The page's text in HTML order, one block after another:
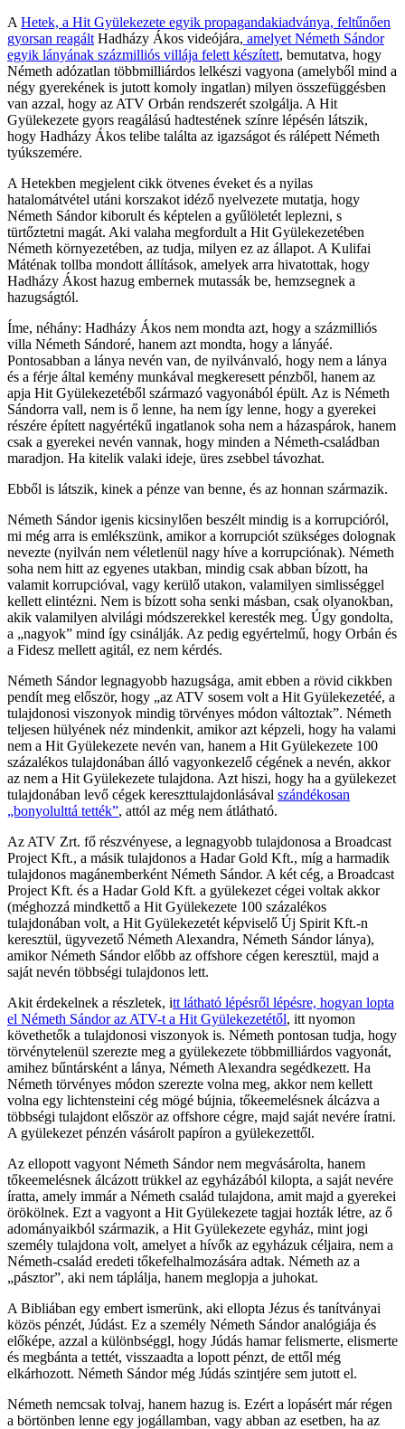
A Hetek, a Hit Gyülekezete egyik propagandakiadványa, feltűnően
gyorsan reagált Hadházy Ákos videójára, amelyet Németh Sándor
egyik lányának százmilliós villája felett készített, bemutatva, hogy
Németh adózatlan többmilliárdos lelkészi vagyona (amelyből mind a
négy gyerekének is jutott komoly ingatlan) milyen összefüggésben
van azzal, hogy az ATV Orbán rendszerét szolgálja. A Hit
Gyülekezete gyors reagálású hadtestének színre lépésén látszik,
hogy Hadházy Ákos telibe találta az igazságot és rálépett Németh
tyúkszemére.
A Hetekben megjelent cikk ötvenes éveket és a nyilas
hatalomátvétel utáni korszakot idéző nyelvezete mutatja, hogy
Németh Sándor kiborult és képtelen a gyűlöletét leplezni, s
türtőztetni magát. Aki valaha megfordult a Hit Gyülekezetében
Németh környezetében, az tudja, milyen ez az állapot. A Kulifai
Máténak tollba mondott állítások, amelyek arra hivatottak, hogy
Hadházy Ákost hazug embernek mutassák be, hemzsegnek a
hazugságtól.
Íme, néhány: Hadházy Ákos nem mondta azt, hogy a százmilliós
villa Németh Sándoré, hanem azt mondta, hogy a lányáé.
Pontosabban a lánya nevén van, de nyilvánvaló, hogy nem a lánya
és a férje által kemény munkával megkeresett pénzből, hanem az
apja Hit Gyülekezetéből származó vagyonából épült. Az is Németh
Sándorra vall, nem is ő lenne, ha nem így lenne, hogy a gyerekei
részére épített nagyértékű ingatlanok soha nem a házaspárok, hanem
csak a gyerekei nevén vannak, hogy minden a Németh-családban
maradjon. Ha kitelik valaki ideje, üres zsebbel távozhat.
Ebből is látszik, kinek a pénze van benne, és az honnan származik.
Németh Sándor igenis kicsinylően beszélt mindig is a korrupcióról,
mi még arra is emlékszünk, amikor a korrupciót szükséges dolognak
nevezte (nyilván nem véletlenül nagy híve a korrupciónak). Németh
soha nem hitt az egyenes utakban, mindig csak abban bízott, ha
valamit korrupcióval, vagy kerülő utakon, valamilyen simlisséggel
kellett elintézni. Nem is bízott soha senki másban, csak olyanokban,
akik valamilyen alvilági módszerekkel keresték meg. Úgy gondolta,
a „nagyok” mind így csinálják. Az pedig egyértelmű, hogy Orbán és
a Fidesz mellett agitál, ez nem kérdés.
Németh Sándor legnagyobb hazugsága, amit ebben a rövid cikkben
pendít meg először, hogy „az ATV sosem volt a Hit Gyülekezetéé, a
tulajdonosi viszonyok mindig törvényes módon változtak”. Németh
teljesen hülyének néz mindenkit, amikor azt képzeli, hogy ha valami
nem a Hit Gyülekezete nevén van, hanem a Hit Gyülekezete 100
százalékos tulajdonában álló vagyonkezelő cégének a nevén, akkor
az nem a Hit Gyülekezete tulajdona. Azt hiszi, hogy ha a gyülekezet
tulajdonában levő cégek kereszttulajdonlásával szándékosan
„bonyolulttá tették”, attól az még nem átlátható.
Az ATV Zrt. fő részvényese, a legnagyobb tulajdonosa a Broadcast
Project Kft., a másik tulajdonos a Hadar Gold Kft., míg a harmadik
tulajdonos magánemberként Németh Sándor. A két cég, a Broadcast
Project Kft. és a Hadar Gold Kft. a gyülekezet cégei voltak akkor
(méghozzá mindkettő a Hit Gyülekezete 100 százalékos
tulajdonában volt, a Hit Gyülekezetét képviselő Új Spirit Kft.-n
keresztül, ügyvezető Németh Alexandra, Németh Sándor lánya),
amikor Németh Sándor előbb az offshore cégen keresztül, majd a
saját nevén többségi tulajdonos lett.
Akit érdekelnek a részletek, itt látható lépésről lépésre, hogyan lopta
el Németh Sándor az ATV-t a Hit Gyülekezetétől, itt nyomon
követhetők a tulajdonosi viszonyok is. Németh pontosan tudja, hogy
törvénytelenül szerezte meg a gyülekezete többmilliárdos vagyonát,
amihez bűntársként a lánya, Németh Alexandra segédkezett. Ha
Németh törvényes módon szerezte volna meg, akkor nem kellett
volna egy lichtensteini cég mögé bújnia, tőkeemelésnek álcázva a
többségi tulajdont először az offshore cégre, majd saját nevére íratni.
A gyülekezet pénzén vásárolt papíron a gyülekezettől.
Az ellopott vagyont Németh Sándor nem megvásárolta, hanem
tőkeemelésnek álcázott trükkel az egyházából kilopta, a saját nevére
íratta, amely immár a Németh család tulajdona, amit majd a gyerekei
örökölnek. Ezt a vagyont a Hit Gyülekezete tagjai hozták létre, az ő
adományaikból származik, a Hit Gyülekezete egyház, mint jogi
személy tulajdona volt, amelyet a hívők az egyházuk céljaira, nem a
Németh-család eredeti tőkefelhalmozására adtak. Németh az a
„pásztor”, aki nem táplálja, hanem meglopja a juhokat.
A Bibliában egy embert ismerünk, aki ellopta Jézus és tanítványai
közös pénzét, Júdást. Ez a személy Németh Sándor analógiája és
előképe, azzal a különbséggl, hogy Júdás hamar felismerte, elismerte
és megbánta a tettét, visszaadta a lopott pénzt, de ettől még
elkárhozott. Németh Sándor még Júdás szintjére sem jutott el.
Németh nemcsak tolvaj, hanem hazug is. Ezért a lopásért már régen
a börtönben lenne egy jogállamban, vagy abban az esetben, ha az